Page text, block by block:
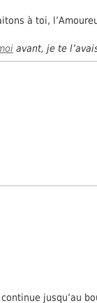
à toi,
avant, je te
jusqu’au